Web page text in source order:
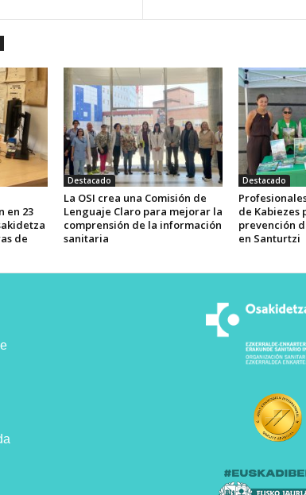
en 23
de
Destacado
La OSI crea una Comisión de
Lenguaje Claro para mejorar la
comprensión de la información
sanitaria
Destacado
de Kabiezes
prevención
en Santurtzi